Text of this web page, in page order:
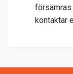
försämras
kontaktar